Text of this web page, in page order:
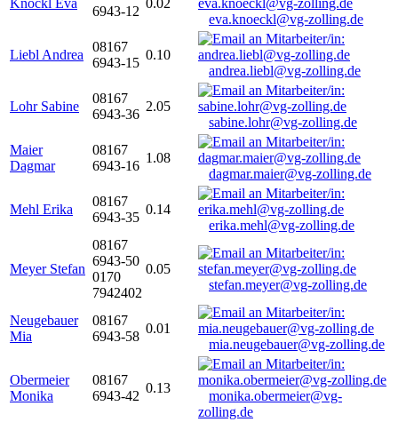
Knöckl Eva
6943-12
0.02
eva.knoeckl@vg-zolling.de
Liebl Andrea
08167
6943-15
0.10
andrea.liebl@vg-zolling.de
Lohr Sabine
08167
6943-36
2.05
sabine.lohr@vg-zolling.de
Maier
Dagmar
08167
6943-16
1.08
dagmar.maier@vg-zolling.de
Mehl Erika
08167
6943-35
0.14
erika.mehl@vg-zolling.de
Meyer Stefan
08167
6943-50
0170
7942402
0.05
stefan.meyer@vg-zolling.de
Neugebauer
Mia
08167
6943-58
0.01
mia.neugebauer@vg-zolling.de
Obermeier
Monika
08167
6943-42
0.13
monika.obermeier@vg-
zolling.de